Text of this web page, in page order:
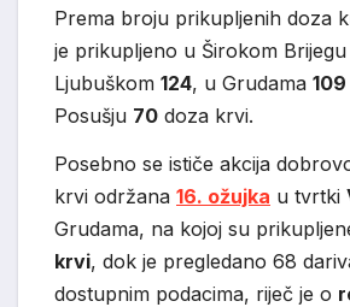
Prema broju prikupljenih doza
je prikupljeno u Širokom Brijegu
Ljubuškom 124, u Grudama 109
Posušju 70 doza krvi.
Posebno se ističe akcija
krvi održana 16. ožujka u tvrtki
Grudama, na kojoj su
krvi, dok je pregledano 68
dostupnim podacima, riječ je o